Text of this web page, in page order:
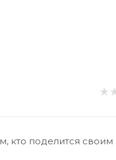
кто поделится